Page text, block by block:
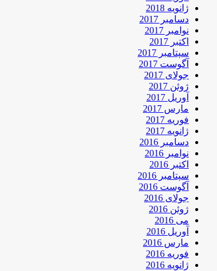
ژانویه 2018
دسامبر 2017
نوامبر 2017
اکتبر 2017
سپتامبر 2017
آگوست 2017
جولای 2017
ژوئن 2017
آوریل 2017
مارس 2017
فوریه 2017
ژانویه 2017
دسامبر 2016
نوامبر 2016
اکتبر 2016
سپتامبر 2016
آگوست 2016
جولای 2016
ژوئن 2016
می 2016
آوریل 2016
مارس 2016
فوریه 2016
ژانویه 2016